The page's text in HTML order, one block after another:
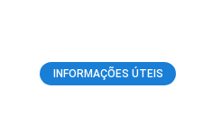
INFORMAÇÕES ÚTEIS